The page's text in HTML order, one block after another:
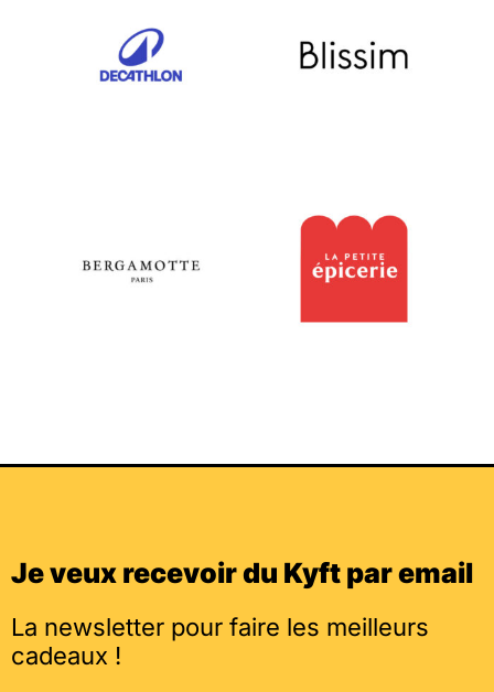
Je veux recevoir du Kyft par email
La newsletter pour faire les meilleurs
cadeaux !